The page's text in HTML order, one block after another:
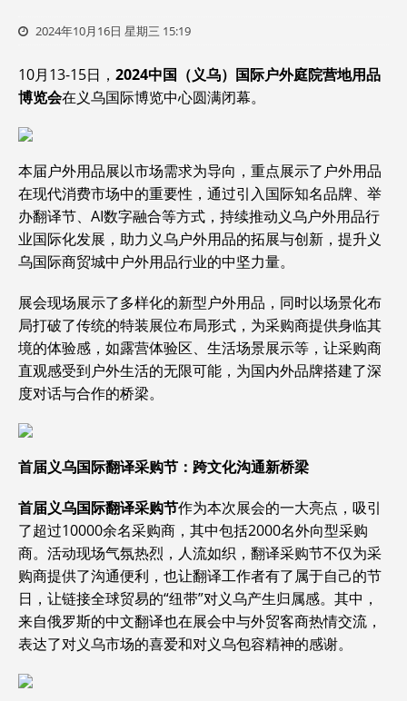
2024年10月16日 星期三 15:19
10月13-15日， 2024中国（义乌）国际户外庭院营地用品
博览会在义乌国际博览中心圆满闭幕。
本届户外用品展以市场需求为导向，重点展示了户外用品
在现代消费市场中的重要性，通过引入国际知名品牌、举
办翻译节、AI数字融合等方式，持续推动义乌户外用品行
业国际化发展，助力义乌户外用品的拓展与创新，提升义
乌国际商贸城中户外用品行业的中坚力量。
展会现场展示了多样化的新型户外用品，同时以场景化布
局打破了传统的特装展位布局形式，为采购商提供身临其
境的体验感，如露营体验区、生活场景展示等，让采购商
直观感受到户外生活的无限可能，为国内外品牌搭建了深
度对话与合作的桥梁。
首届义乌国际翻译采购节：跨文化沟通新桥梁
首届义乌国际翻译采购节作为本次展会的一大亮点，吸引
了超过10000余名采购商，其中包括2000名外向型采购
商。活动现场气氛热烈，人流如织，翻译采购节不仅为采
购商提供了沟通便利，也让翻译工作者有了属于自己的节
日，让链接全球贸易的“纽带”对义乌产生归属感。其中，
来自俄罗斯的中文翻译也在展会中与外贸客商热情交流，
表达了对义乌市场的喜爱和对义乌包容精神的感谢。